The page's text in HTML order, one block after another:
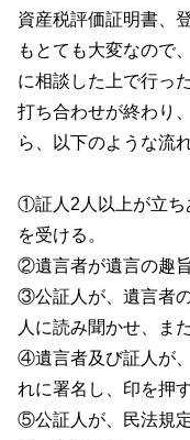
資産税評価証明書、
もとても大変なので
に相談した上で行っ
打ち合わせが終わり
ら、以下のような流
①証人2人以上が立ち
を受ける。
②遺言者が遺言の趣
③公証人が、遺言者
人に読み聞かせ、ま
④遺言者及び証人が
れに署名し、印を押す
⑤公証人が、民法規